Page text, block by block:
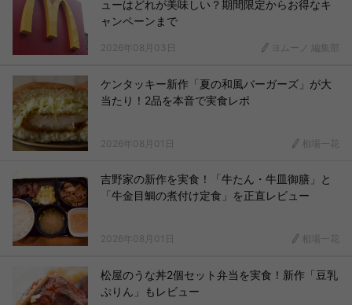
ューはどれが美味しい？期間限定からお得なキ
ャンペーンまで
2026年08月03日 ヨムーノ 編集部
ケンタッキー新作「夏の和風バーガーズ」が大
当たり！2品を本音で実食レポ
2026年08月01日 相場一花
吉野家の新作を実食！「牛たん・牛皿御膳」と
「牛金目鯛の煮付け定食」を正直レビュー
2026年08月01日 相場一花
松屋のうな丼2個セット弁当を実食！新作「豆乳
ぷりん」もレビュー